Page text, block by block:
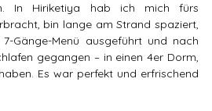
In Hiriketiya hab ich mich fürs
bin lange am Strand spaziert,
Gänge-Menü ausgeführt und nach
gegangen – in einen 4er Dorm,
Es war perfekt und erfrischend